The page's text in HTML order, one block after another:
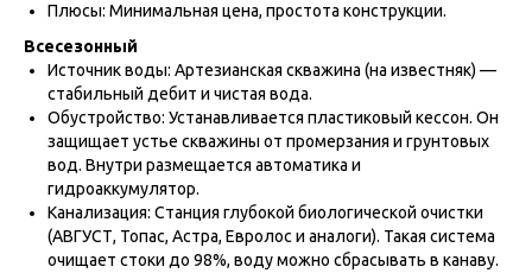
Плюсы: Минимальная цена, простота конструкции.
Всесезонный
Источник воды: Артезианская скважина (на известняк) —
стабильный дебит и чистая вода.
Обустройство: Устанавливается пластиковый кессон. Он
защищает устье скважины от промерзания и грунтовых
вод. Внутри размещается автоматика и
гидроаккумулятор.
Канализация: Станция глубокой биологической очистки
(АВГУСТ, Топас, Астра, Евролос и аналоги). Такая система
очищает стоки до 98%, воду можно сбрасывать в канаву.